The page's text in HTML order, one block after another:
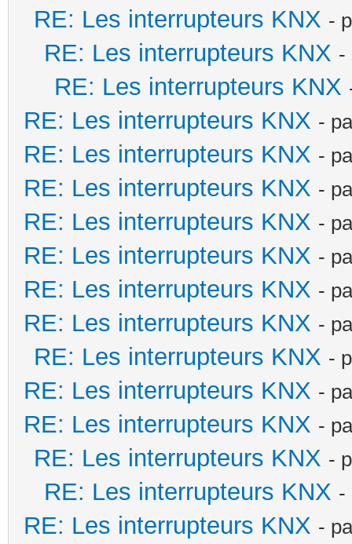
RE: Les interrupteurs KNX -
RE: Les interrupteurs KNX -
RE: Les interrupteurs KNX
RE: Les interrupteurs KNX -
RE: Les interrupteurs KNX -
RE: Les interrupteurs KNX -
RE: Les interrupteurs KNX -
RE: Les interrupteurs KNX -
RE: Les interrupteurs KNX -
RE: Les interrupteurs KNX -
RE: Les interrupteurs KNX -
RE: Les interrupteurs KNX -
RE: Les interrupteurs KNX -
RE: Les interrupteurs KNX -
RE: Les interrupteurs KNX -
RE: Les interrupteurs KNX -